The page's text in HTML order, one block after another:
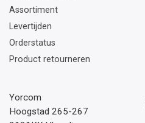
Assortiment
Levertijden
Orderstatus
Product retourneren
Yorcom
Hoogstad 265-267